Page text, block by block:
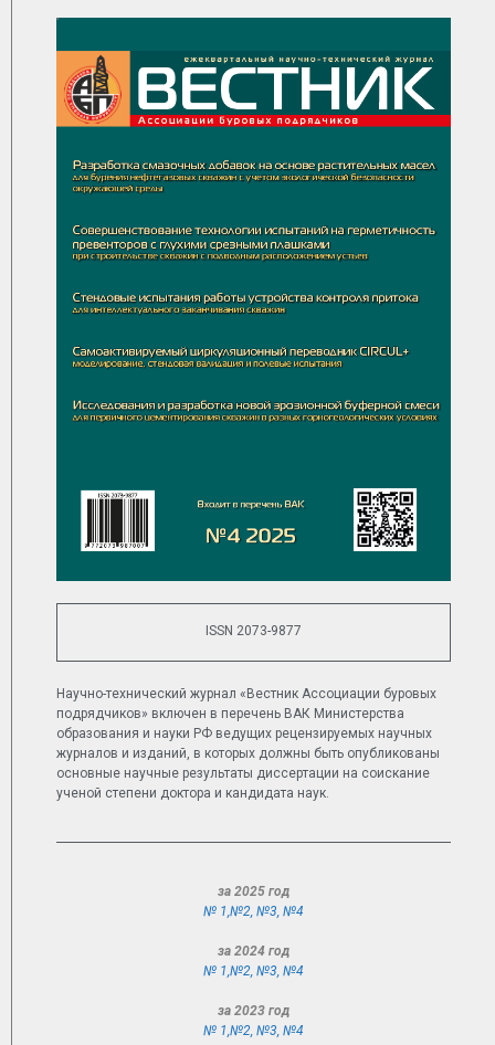
ISSN 2073-9877
Научно-технический журнал «Вестник Ассоциации буровых
подрядчиков» включен в перечень ВАК Министерства
образования и науки РФ ведущих рецензируемых научных
журналов и изданий, в которых должны быть опубликованы
основные научные результаты диссертации на соискание
ученой степени доктора и кандидата наук.
за 2025 год
№ 1, №2 №3 №4
за 2024 год
№ 1, №2 №3 №4
за 2023 год
№ 1, №2 №3 №4